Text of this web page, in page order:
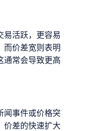
易活跃，更容易
而价差宽则表明
通常会导致更高
闻事件或价格突
价差的快速扩大